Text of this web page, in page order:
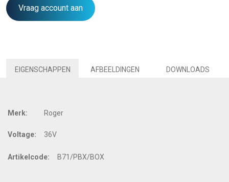
Vraag account aan
EIGENSCHAPPEN AFBEELDINGEN DOWNLOADS
Merk: Roger
Voltage: 36V
Artikelcode: B71/PBX/BOX